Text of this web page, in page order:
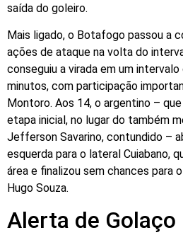
saída do goleiro.
Mais ligado, o Botafogo passou a
ações de ataque na volta do
conseguiu a virada em um intervalo
minutos, com participação
Montoro. Aos 14, o argentino –
etapa inicial, no lugar do também
Jefferson Savarino, contundido –
esquerda para o lateral Cuiabano,
área e finalizou sem chances para
Hugo Souza.
Alerta de Golaço